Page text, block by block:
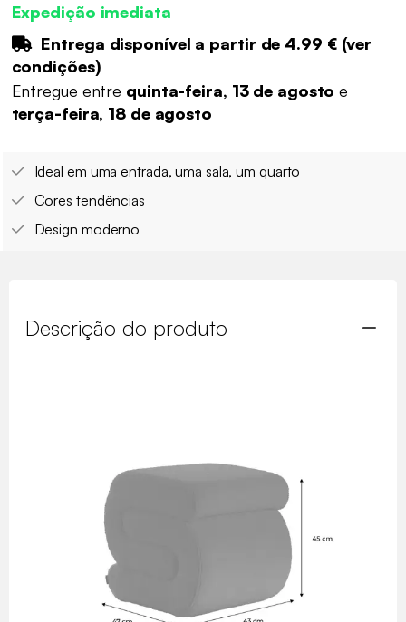
Expedição imediata
Entrega disponível a partir de 4.99 €(ver
condições)
Entregue entre quinta-feira, 13 de agostoe
terça-feira, 18 de agosto
Ideal em uma entrada, uma sala, um quarto
Cores tendências
Design moderno
Descrição do produto